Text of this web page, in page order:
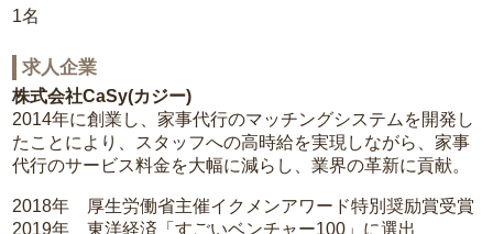
1名
求人企業
株式会社CaSy(カジー)
2014年に創業し、家事代行のマッチングシステムを開発し
たことにより、スタッフへの高時給を実現しながら、家事
代行のサービス料金を大幅に減らし、業界の革新に貢献。
2018年 厚生労働省主催イクメンアワード特別奨励賞受賞
2019年 東洋経済「すごいベンチャー100」に選出